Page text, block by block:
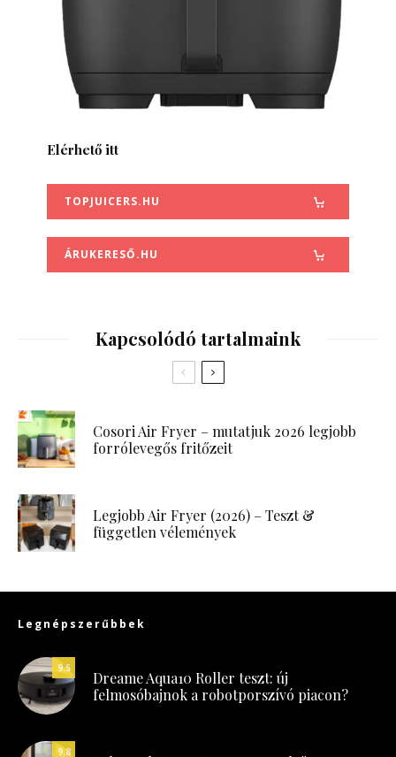
Elérhető itt
TOPJUICERS.HU
ÁRUKERESŐ.HU
Kapcsolódó tartalmaink
Cosori Air Fryer – mutatjuk 2026 legjobb
forrólevegős fritőzeit
Legjobb Air Fryer (2026) – Teszt &
független vélemények
Legnépszerűbbek
9.5
Dreame Aqua10 Roller teszt: új
felmosóbajnok a robotporszívó piacon?
9.8